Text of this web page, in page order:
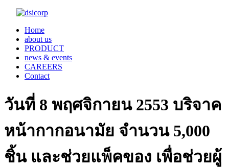
Home
about us
PRODUCT
news & events
CAREERS
Contact
วันที่ 8 พฤศจิกายน 2553 บริจาค
หน้ากากอนามัย จำนวน 5,000
ชิ้น และช่วยแพ็คของ เพื่อช่วยผู้